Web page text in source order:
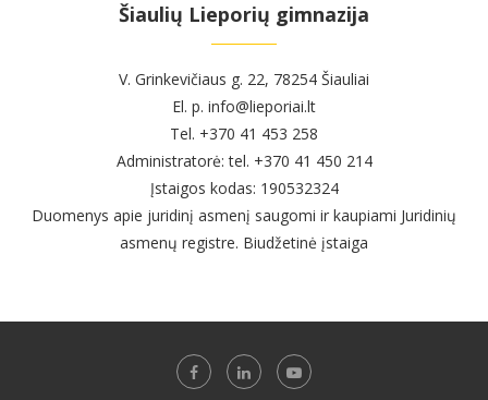
Šiaulių Lieporių gimnazija
V. Grinkevičiaus g. 22, 78254 Šiauliai
El. p. info@lieporiai.lt
Tel. +370 41 453 258
Administratorė: tel. +370 41 450 214
Įstaigos kodas: 190532324
Duomenys apie juridinį asmenį saugomi ir kaupiami Juridinių
asmenų registre. Biudžetinė įstaiga